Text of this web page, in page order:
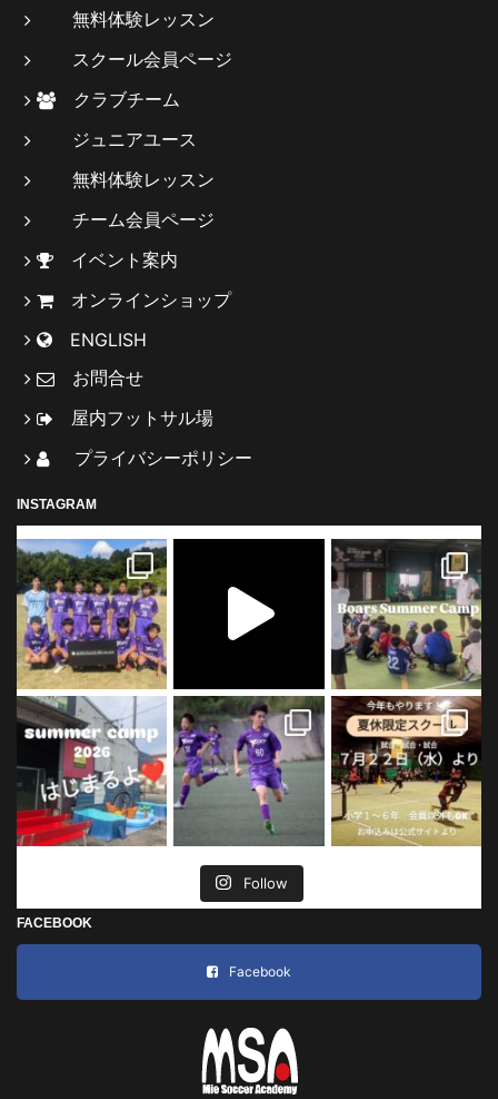
無料体験レッスン
スクール会員ページ
クラブチーム
ジュニアユース
無料体験レッスン
チーム会員ページ
イベント案内
オンラインショップ
ENGLISH
お問合せ
屋内フットサル場
プライバシーポリシー
INSTAGRAM
Follow
FACEBOOK
Facebook